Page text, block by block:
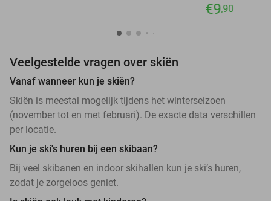
€9,90
Veelgestelde vragen over skiën
Vanaf wanneer kun je skiën?
Skiën is meestal mogelijk tijdens het winterseizoen
(november tot en met februari). De exacte data verschillen
per locatie.
Kun je ski's huren bij een skibaan?
Bij veel skibanen en indoor skihallen kun je ski’s huren,
zodat je zorgeloos geniet.